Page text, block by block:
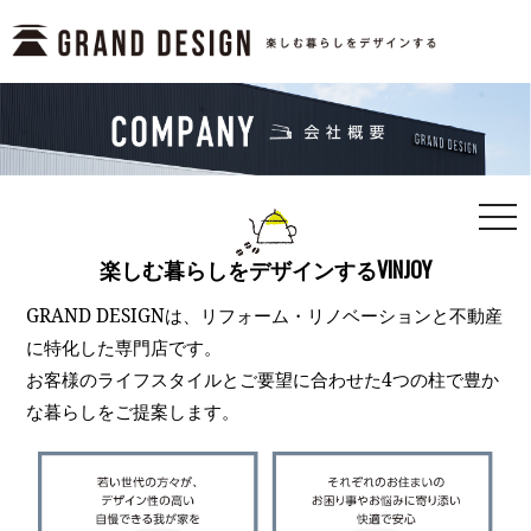
楽しむ暮らしをデザインするVINJOY
GRAND DESIGNは、リフォーム・リノベーションと不動産
に特化した専門店です。
お客様のライフスタイルとご要望に合わせた4つの柱で豊か
な暮らしをご提案します。